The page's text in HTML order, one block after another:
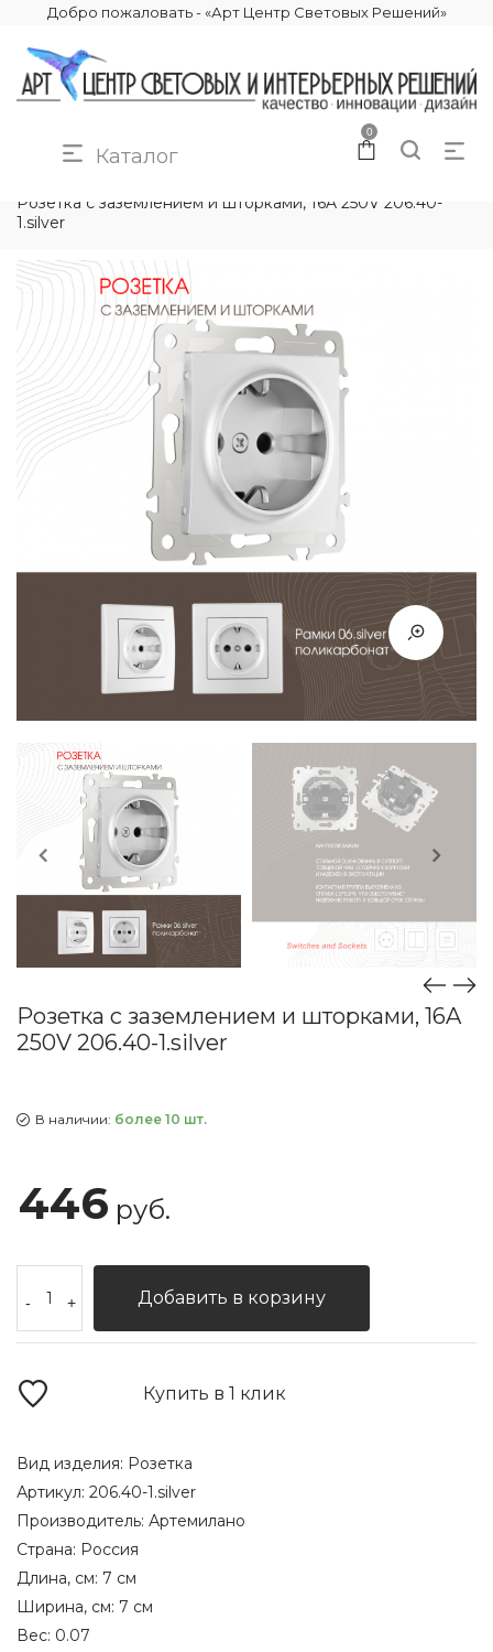
Добро пожаловать - «Арт Центр Световых Решений»
Каталог
0
Розетка с заземлением и шторками, 16A 250V 206.40-
1.silver
Розетка с заземлением и шторками, 16A
250V 206.40-1.silver
В наличии: более 10 шт.
446 руб.
- + Добавить в корзину
Купить в 1 клик
Вид изделия: Розетка
Артикул: 206.40-1.silver
Производитель: Артемилано
Страна: Россия
Длина, см: 7 см
Ширина, см: 7 см
Вес: 0.07